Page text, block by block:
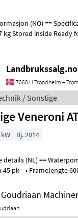
450-500 liters per minute Up to 5 bar Dry weight
Landbrukssalg.no
7080 H Trondheim –
/ Sonstige
Veneroni
Bj. 2014
Veneroni AT 250 6 meter • Cap. 792 m3/h • Benodigd
45 pk • Framelengte